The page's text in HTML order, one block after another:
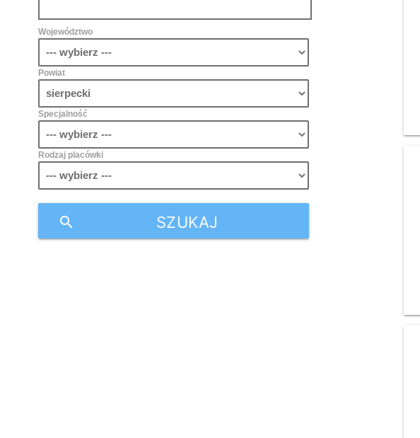
Województwo
Powiat
Specjalność
Rodzaj placówki
SZUKAJ
search